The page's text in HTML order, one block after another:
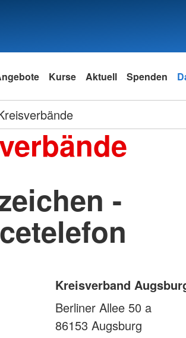
Kurse Aktuell Spenden
-
Kreisverband
Berliner Allee 50 a
86153 Augsburg